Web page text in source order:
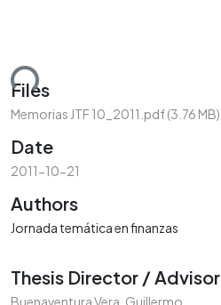
Files
Memorias JTF 10_2011.pdf(3.76 MB)
Date
2011-10-21
Authors
Jornada temática en finanzas
Thesis Director / Advisor
Buenaventura Vera, Guillermo